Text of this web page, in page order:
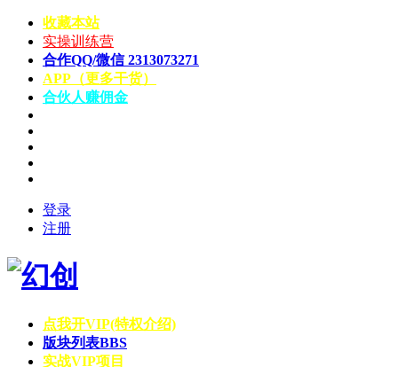
收藏本站
实操训练营
合作QQ/微信 2313073271
APP（更多干货）
合伙人赚佣金
登录
注册
点我开VIP(特权介绍)
版块列表BBS
实战VIP项目